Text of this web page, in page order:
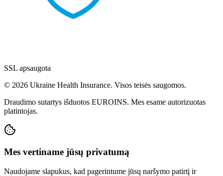
SSL apsaugota
© 2026 Ukraine Health Insurance. Visos teisės saugomos.
Draudimo sutartys išduotos EUROINS. Mes esame autorizuotas
platintojas.
Mes vertiname jūsų privatumą
Naudojame slapukus, kad pagerintume jūsų naršymo patirtį ir